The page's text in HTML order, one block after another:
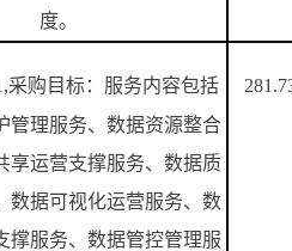
度。
采购目标：服务内容包括
管理服务、数据资源整合
享运营支撑服务、数据质
数据可视化运营服务、数
撑服务、数据管控管理服